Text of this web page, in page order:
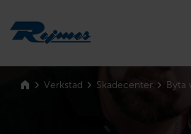
Verkstad Skadecenter Byta